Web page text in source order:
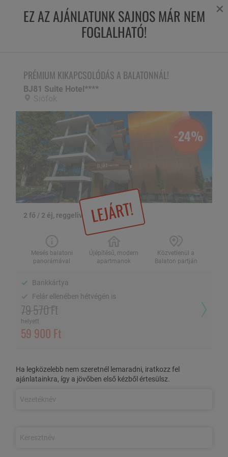
PRÉMIUM KIKAPCSOLÓDÁS A BALATONNÁL!
2 fő / 2 éj, reggelivel
Mesés balatoni
panorámával
apartmanok
Bankkártya
Felár ellenében hétvégén is
Ébredjen Siófok legújabb szálláshelyén a Balaton nyugalmára és
adja át magát egy minőségi pihenésnek!
3 nap/2 éjszaka szállás 2 fő részére
EZ AZ AJÁNLATUNK SAJNOS MÁR NEM
FOGLALHATÓ!
×
LEJÁRT!
PRÉMIUM KIKAPCSOLÓDÁS A BALATONNÁL!
BJ81 Suite Hotel****
-24%
2 fő / 2 éj, reggelivel
Mesés balatoni
panorámával
Újépítésű, modern
apartmanok
Közvetlenül a
Balaton partján
Bankkártya
Felár ellenében hétvégén is
79 570 Ft
helyett
59 900 Ft
Ha legközelebb nem szeretnél lemaradni, iratkozz fel
ajánlatainkra, így a jövőben első kézből értesülsz.